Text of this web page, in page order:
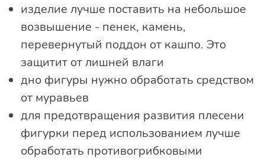
изделие лучше поставить на небольшое
возвышение - пенек, камень,
перевернутый поддон от кашпо. Это
защитит от лишней влаги
дно фигуры нужно обработать средством
от муравьев
для предотвращения развития плесени
фигурки перед использованием лучше
обработать противогрибковыми